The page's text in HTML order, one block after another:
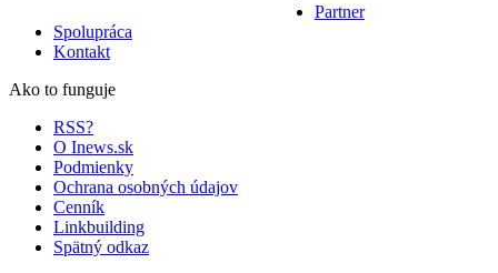
Partner
Spolupráca
Kontakt
Ako to funguje
RSS?
O Inews.sk
Podmienky
Ochrana osobných údajov
Cenník
Linkbuilding
Spätný odkaz